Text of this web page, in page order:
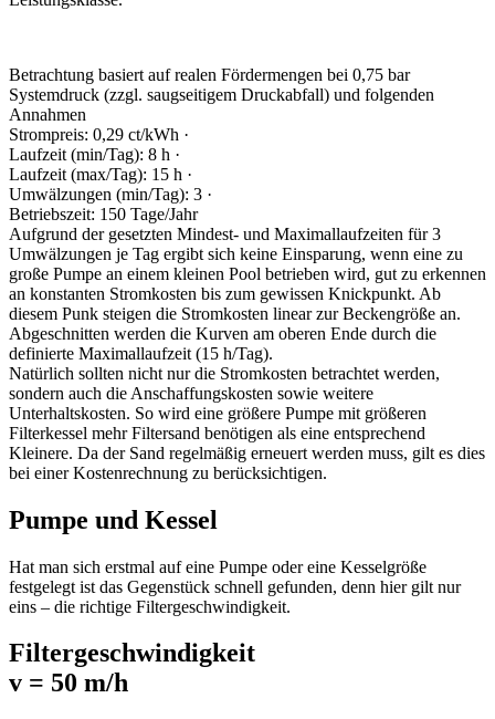
Betrachtung basiert auf realen Fördermengen bei 0,75 bar
Systemdruck (zzgl. saugseitigem Druckabfall) und folgenden
Annahmen
Strompreis: 0,29 ct/kWh ·
Laufzeit (min/Tag): 8 h ·
Laufzeit (max/Tag): 15 h ·
Umwälzungen (min/Tag): 3 ·
Betriebszeit: 150 Tage/Jahr
Aufgrund der gesetzten Mindest- und Maximallaufzeiten für 3
Umwälzungen je Tag ergibt sich keine Einsparung, wenn eine zu
große Pumpe an einem kleinen Pool betrieben wird, gut zu erkennen
an konstanten Stromkosten bis zum gewissen Knickpunkt. Ab
diesem Punk steigen die Stromkosten linear zur Beckengröße an.
Abgeschnitten werden die Kurven am oberen Ende durch die
definierte Maximallaufzeit (15 h/Tag).
Natürlich sollten nicht nur die Stromkosten betrachtet werden,
sondern auch die Anschaffungskosten sowie weitere
Unterhaltskosten. So wird eine größere Pumpe mit größeren
Filterkessel mehr Filtersand benötigen als eine entsprechend
Kleinere. Da der Sand regelmäßig erneuert werden muss, gilt es dies
bei einer Kostenrechnung zu berücksichtigen.
Pumpe und Kessel
Hat man sich erstmal auf eine Pumpe oder eine Kesselgröße
festgelegt ist das Gegenstück schnell gefunden, denn hier gilt nur
eins – die richtige Filtergeschwindigkeit.
Filtergeschwindigkeit
v = 50 m/h